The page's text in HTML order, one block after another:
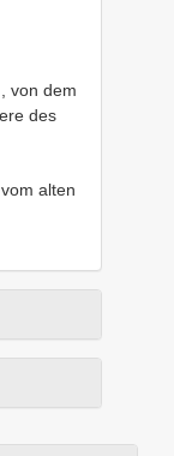
, von dem
des
alten